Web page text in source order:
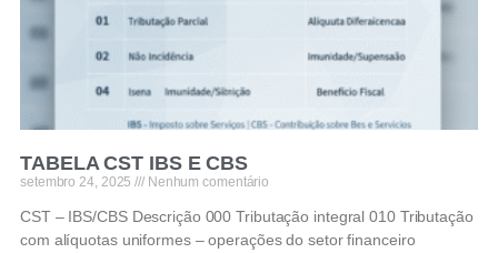
TABELA CST IBS E CBS
setembro 24, 2025 Nenhum comentário
CST – IBS/CBS Descrição 000 Tributação integral 010 Tributação
com alíquotas uniformes – operações do setor financeiro